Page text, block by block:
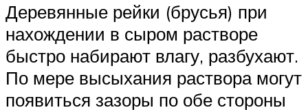
Деревянные рейки (брусья) при
нахождении в сыром растворе
быстро набирают влагу, разбухают.
По мере высыхания раствора могут
появиться зазоры по обе стороны